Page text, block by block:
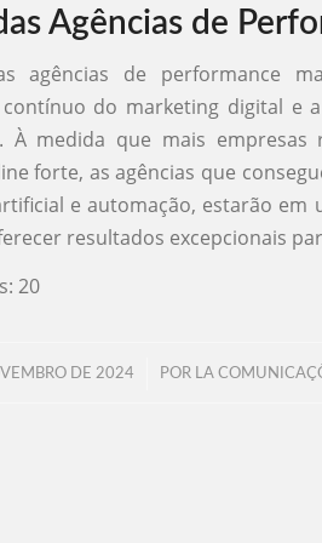
Agências de
agências de performance
do marketing digital e
À medida que mais
forte, as agências que
e automação, estarão
resultados excepcionais
20
DE 2024
/ POR LA